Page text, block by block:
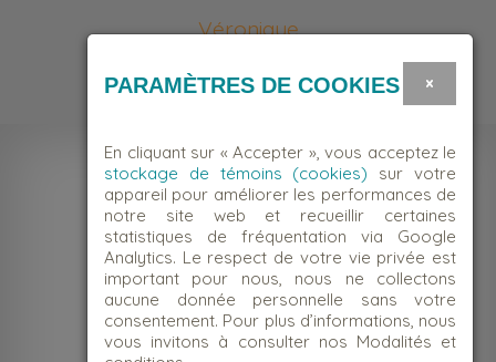
Véronique
×
PARAMÈTRES DE COOKIES
En cliquant sur « Accepter », vous acceptez le
stockage de témoins (cookies) sur votre
appareil pour améliorer les performances de
notre site web et recueillir certaines
statistiques de fréquentation via Google
Analytics. Le respect de votre vie privée est
important pour nous, nous ne collectons
aucune donnée personnelle sans votre
consentement. Pour plus d’informations, nous
vous invitons à consulter nos Modalités et